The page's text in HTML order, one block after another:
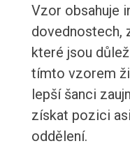
Vzor obsahuje
dovednostech,
které jsou
tímto vzorem
lepší šanci
získat pozici
oddělení.